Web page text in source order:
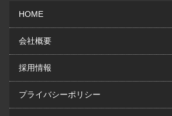
HOME
会社概要
採用情報
プライバシーポリシー